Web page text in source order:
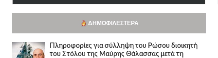
ΔΗΜΟΦΙΛΈΣΤΕΡΑ
Πληροφορίες για σύλληψη του Ρώσου διοικητή
του Στόλου της Mαύρης Θάλασσας μετά τη